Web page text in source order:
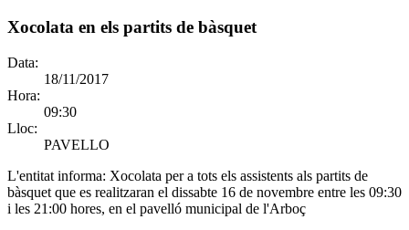
Xocolata en els partits de bàsquet
Data:
18/11/2017
Hora:
09:30
Lloc:
PAVELLO
L'entitat informa: Xocolata per a tots els assistents als partits de
bàsquet que es realitzaran el dissabte 16 de novembre entre les 09:30
i les 21:00 hores, en el pavelló municipal de l'Arboç